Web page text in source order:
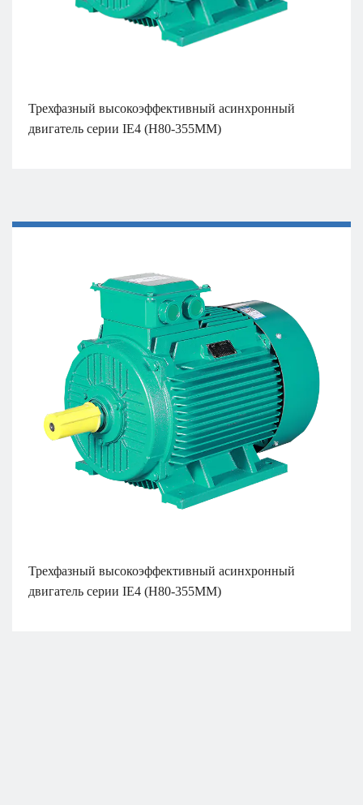
Трехфазный высокоэффективный асинхронный
двигатель серии IE4 (H80-355MM)
Трехфазный высокоэффективный асинхронный
двигатель серии IE4 (H80-355MM)